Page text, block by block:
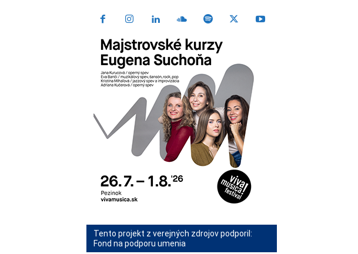
Tento projekt z verejných zdrojov podporil:
Fond na podporu umenia